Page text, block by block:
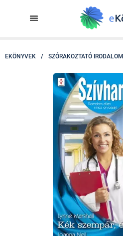
EKÖNYVEK / SZÓRAKOZTATÓ IRODALOM